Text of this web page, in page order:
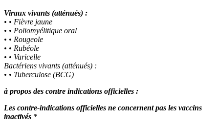
Viraux vivants (atténués) :
• • Fièvre jaune
• • Poliomyélitique oral
• • Rougeole
• • Rubéole
• • Varicelle
Bactériens vivants (atténués) :
• • Tuberculose (BCG)
à propos des contre indications officielles :
Les contre-indications officielles ne concernent pas les vaccins
inactivés *